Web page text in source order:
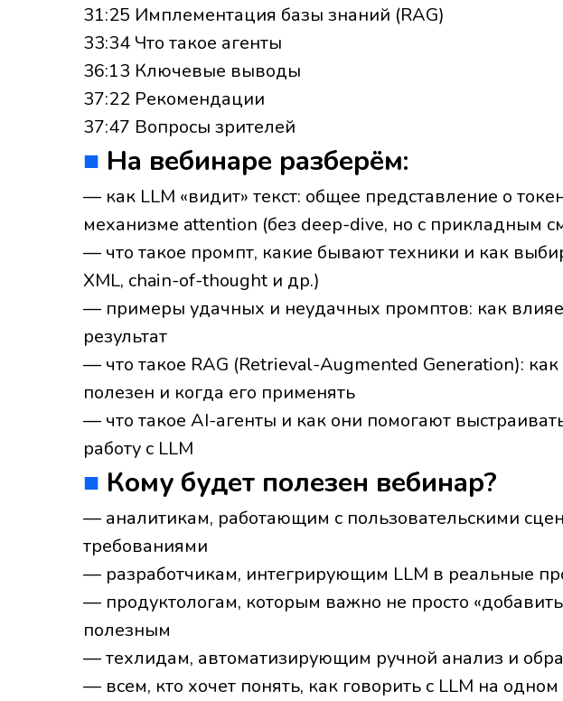
31:25 Имплементация базы знаний (RAG)
33:34 Что такое агенты
36:13 Ключевые выводы
37:22 Рекомендации
37:47 Вопросы зрителей
■ На вебинаре разберём:
— как LLM «видит» текст: общее представление о
механизме attention (без deep-dive, но с прикладным
— что такое промпт, какие бывают техники и как
XML, chain-of-thought и др.)
— примеры удачных и неудачных промптов: как
результат
— что такое RAG (Retrieval-Augmented Generation): как
полезен и когда его применять
— что такое AI-агенты и как они помогают
работу с LLM
■ Кому будет полезен вебинар?
— аналитикам, работающим с пользовательскими
требованиями
— разработчикам, интегрирующим LLM в реальные
— продуктологам, которым важно не просто
полезным
— техлидам, автоматизирующим ручной анализ и
— всем, кто хочет понять, как говорить с LLM на